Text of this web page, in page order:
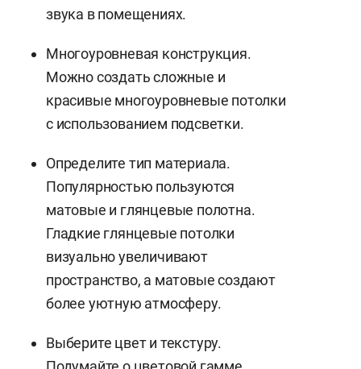
звука в помещениях.
Многоуровневая конструкция.
Можно создать сложные и
красивые многоуровневые потолки
с использованием подсветки.
Определите тип материала.
Популярностью пользуются
матовые и глянцевые полотна.
Гладкие глянцевые потолки
визуально увеличивают
пространство, а матовые создают
более уютную атмосферу.
Выберите цвет и текстуру.